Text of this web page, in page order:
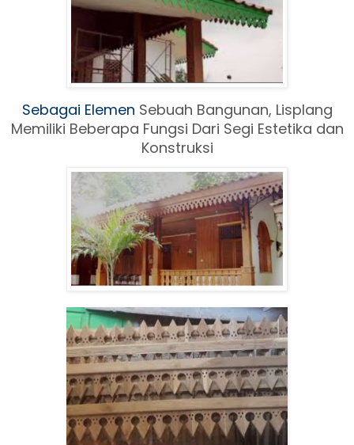
Sebagai Elemen Sebuah Bangunan, Lisplang
Memiliki Beberapa Fungsi Dari Segi Estetika dan
Konstruksi